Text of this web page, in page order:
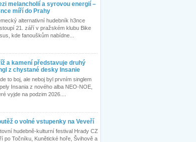
melancholií a syrovou energií –
míří do Prahy
alternativní hudebník h3nce
21. září v pražském klubu Bike
kde fanouškům nabídne...
a kamení představuje druhý
z chystané desky Insanie
to boj, ale neboj byl prvním singlem
Insania z nového alba NEO-NOE,
vyjde na podzim 2026....
o volné vstupenky na Veveří
hudebně-kulturní festival Hrady CZ
po Točníku, Kunětické hoře, Švihově a